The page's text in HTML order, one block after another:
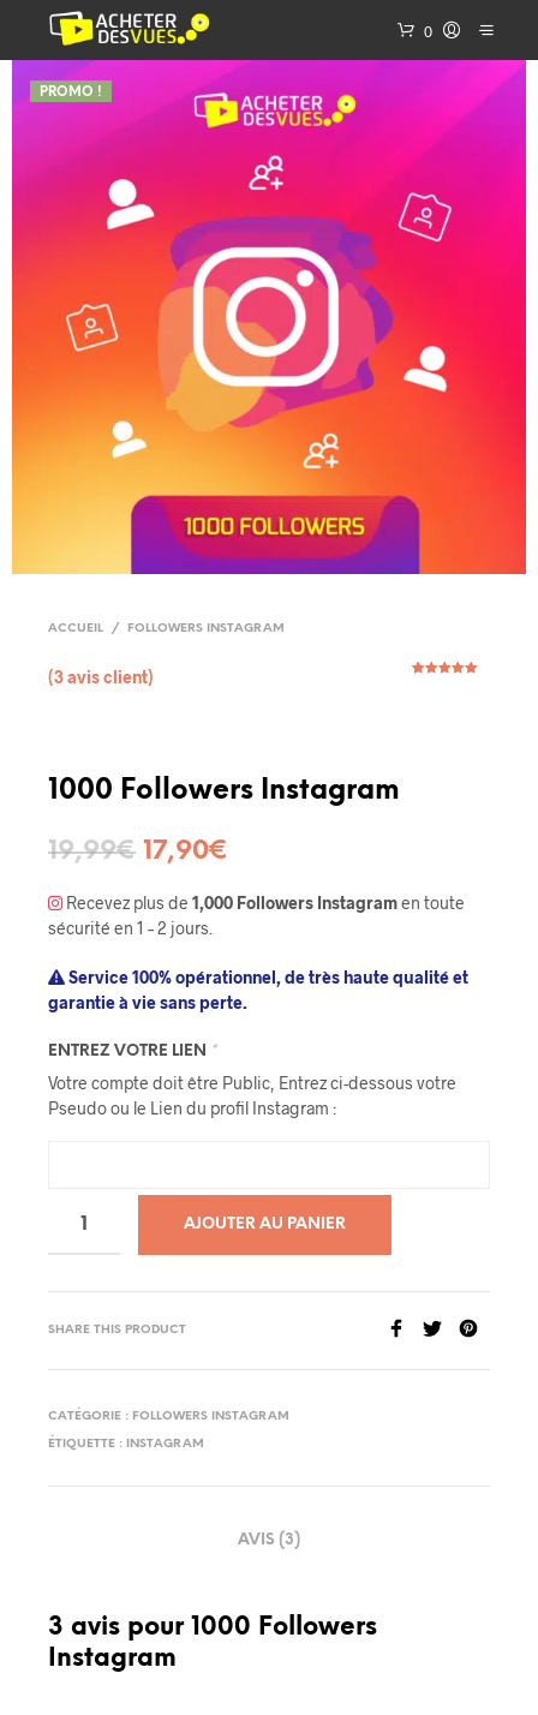
0
PROMO !
ACCUEIL / FOLLOWERS INSTAGRAM
(3avis client)
1000 Followers Instagram
19,99€ 17,90€
Recevez plus de 1,000 Followers Instagramen toute
sécurité en 1 – 2 jours.
Service 100% opérationnel, de très haute qualité et
garantie à vie sans perte.
ENTREZ VOTRE LIEN *
Votre compte doit être Public, Entrez ci-dessous votre
Pseudo ou le Lien du profil Instagram :
AJOUTER AU PANIER
SHARE THIS PRODUCT
CATÉGORIE : FOLLOWERS INSTAGRAM
ÉTIQUETTE : INSTAGRAM
AVIS (3)
3 avis pour 1000 Followers
Instagram